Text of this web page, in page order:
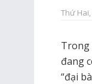
Thứ
Trong
đang
“đại